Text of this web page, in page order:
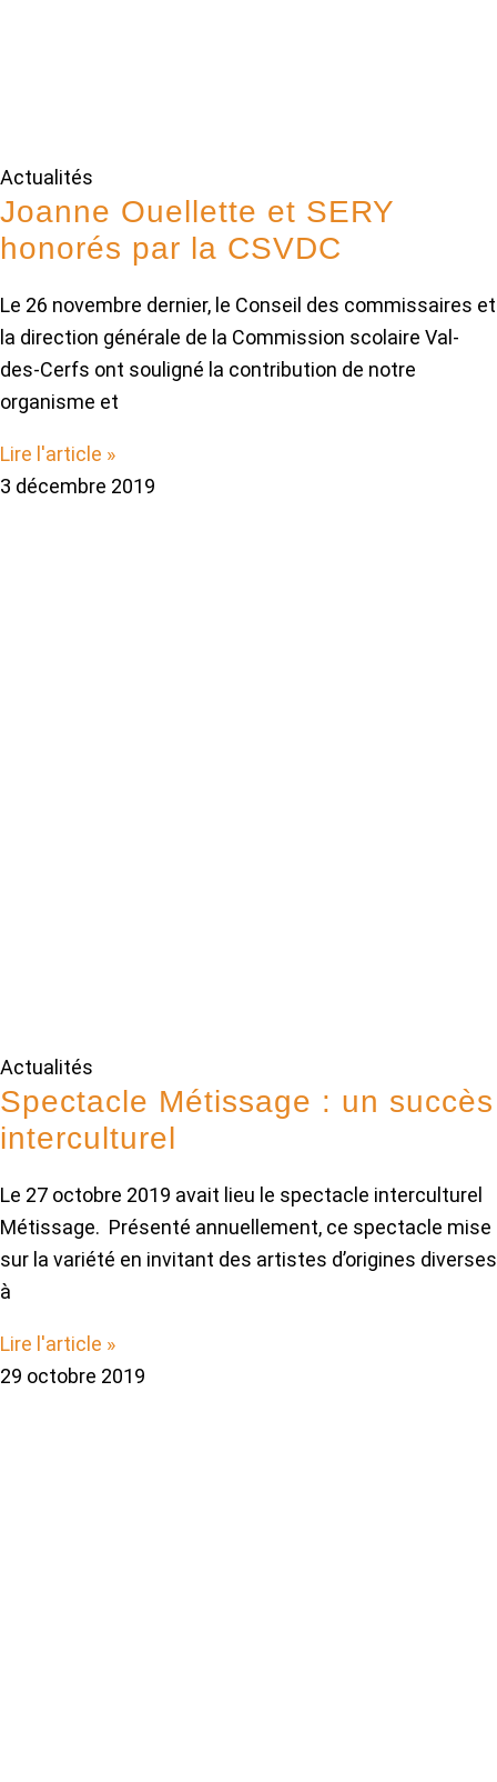
Actualités
Joanne Ouellette et SERY
honorés par la CSVDC
Le 26 novembre dernier, le Conseil des commissaires et
la direction générale de la Commission scolaire Val-
des-Cerfs ont souligné la contribution de notre
organisme et
Lire l'article »
3 décembre 2019
Actualités
Spectacle Métissage : un succès
interculturel
Le 27 octobre 2019 avait lieu le spectacle interculturel
Métissage. Présenté annuellement, ce spectacle mise
sur la variété en invitant des artistes d’origines diverses
à
Lire l'article »
29 octobre 2019